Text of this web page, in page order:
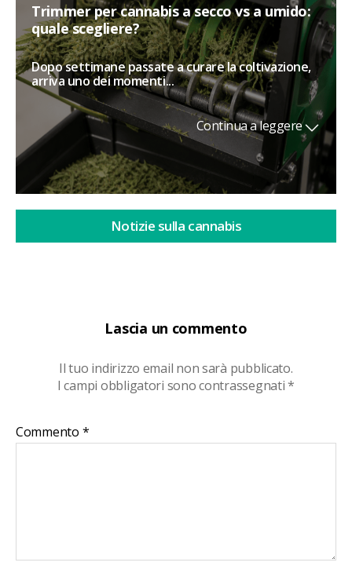
Lascia un commento
Il tuo indirizzo email non sarà pubblicato.
I campi obbligatori sono contrassegnati*
Commento *
Trimmer per cannabis a secco vs a umido:
quale scegliere?
Dopo settimane passate a curare la coltivazione,
arriva uno dei momenti...
Continua a leggere
Notizie sulla cannabis